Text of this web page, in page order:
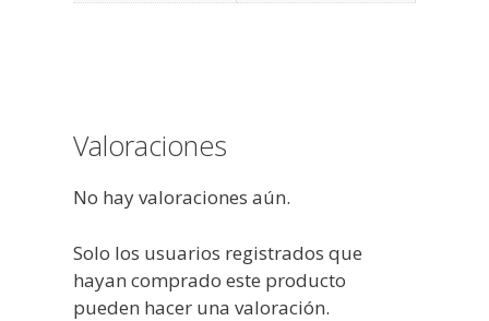
Valoraciones
No hay valoraciones aún.
Solo los usuarios registrados que
hayan comprado este producto
pueden hacer una valoración.